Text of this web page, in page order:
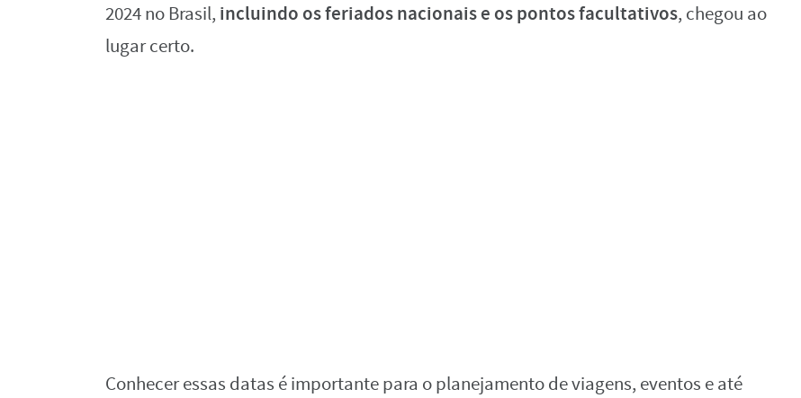
2024 no Brasil, incluindo os feriados nacionais e os pontos facultativos, chegou ao
lugar certo.
Conhecer essas datas é importante para o planejamento de viagens, eventos e até